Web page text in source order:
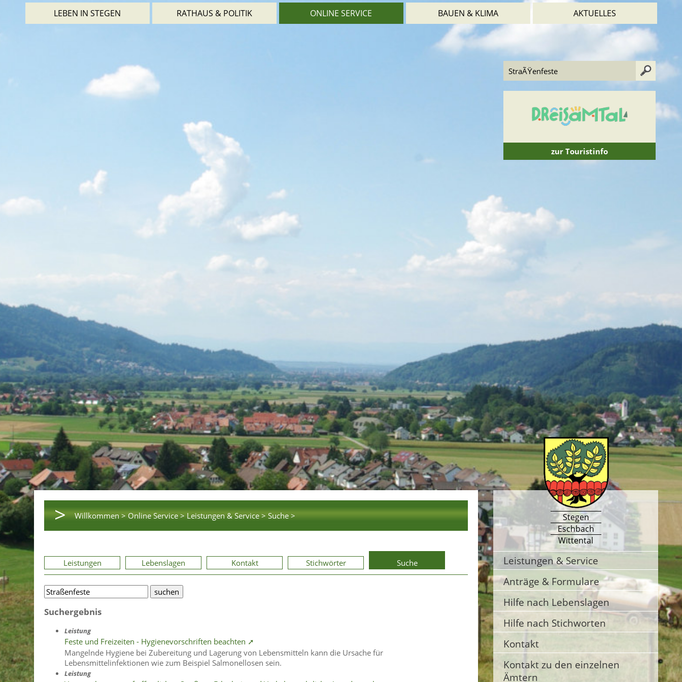
LEBEN IN STEGEN RATHAUS & POLITIK ONLINE SERVICE BAUEN & KLIMA AKTUELLES
zur Touristinfo
> Willkommen > Online Service > Leistungen & Service > Suche >
Leistungen Lebenslagen Kontakt Stichwörter Suche
Suchergebnis
Leistung
Feste und Freizeiten - Hygienevorschriften beachten ➚
Mangelnde Hygiene bei Zubereitung und Lagerung von Lebensmitteln kann die Ursache für
Lebensmittelinfektionen wie zum Beispiel Salmonellosen sein.
Leistung
Stegen
Eschbach
Wittental
Leistungen & Service
Anträge & Formulare
Hilfe nach Lebenslagen
Hilfe nach Stichworten
Kontakt
Kontakt zu den einzelnen
Ämtern